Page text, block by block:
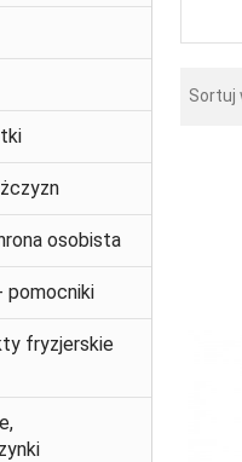
osobista
pomocniki
fryzjerskie
Sortuj